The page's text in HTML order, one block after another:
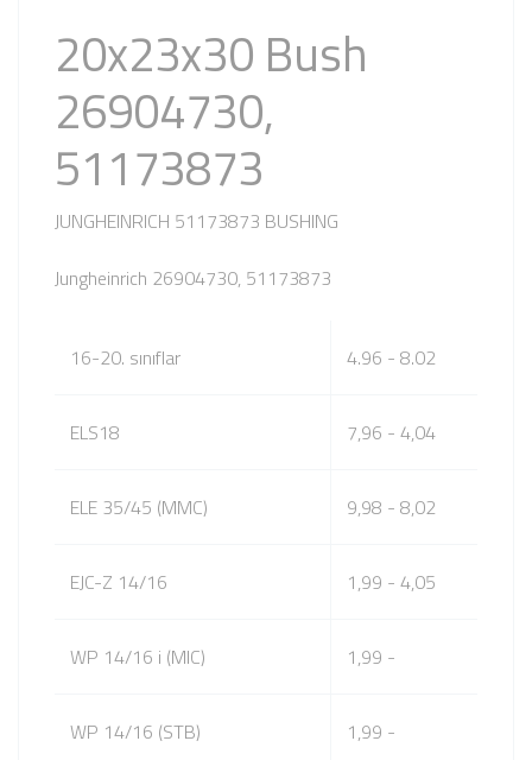
20x23x30 Bush
26904730,
51173873
JUNGHEINRICH 51173873 BUSHING
Jungheinrich 26904730, 51173873
16-20. sınıflar 4.96 - 8.02
ELS18 7,96 - 4,04
ELE 35/45 (MMC) 9,98 - 8,02
EJC-Z 14/16 1,99 - 4,05
WP 14/16 i (MIC) 1,99 -
WP 14/16 (STB) 1,99 -